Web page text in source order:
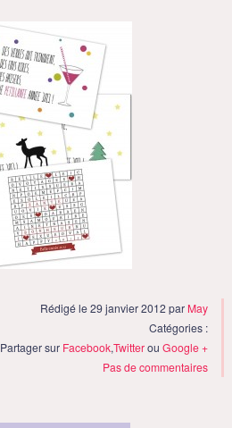
Rédigé le 29 janvier 2012 par May
Catégories :
Partager sur Facebook,TwitterouGoogle +
Pas de commentaires